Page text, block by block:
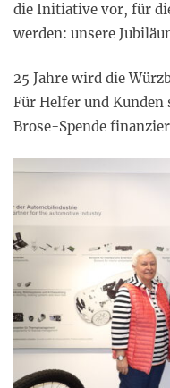
die Initiative vor, für
werden: unsere
25 Jahre wird die
Für Helfer und Kunden
Brose-Spende